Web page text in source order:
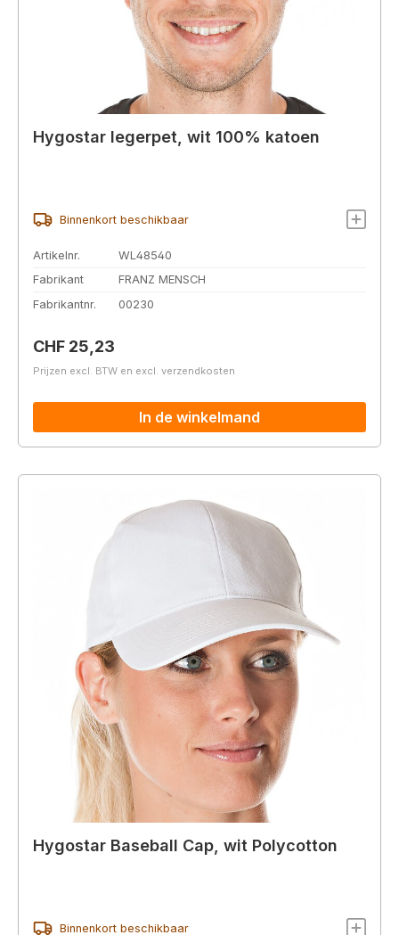
Hygostar legerpet, wit 100% katoen
Binnenkort beschikbaar
Artikelnr.
WL48540
Fabrikant
FRANZ MENSCH
Fabrikantnr.
00230
Normale prijs:
CHF 25,23
Prijzen excl. BTW en excl. verzendkosten
In de winkelmand
Hygostar Baseball Cap, wit Polycotton
Binnenkort beschikbaar